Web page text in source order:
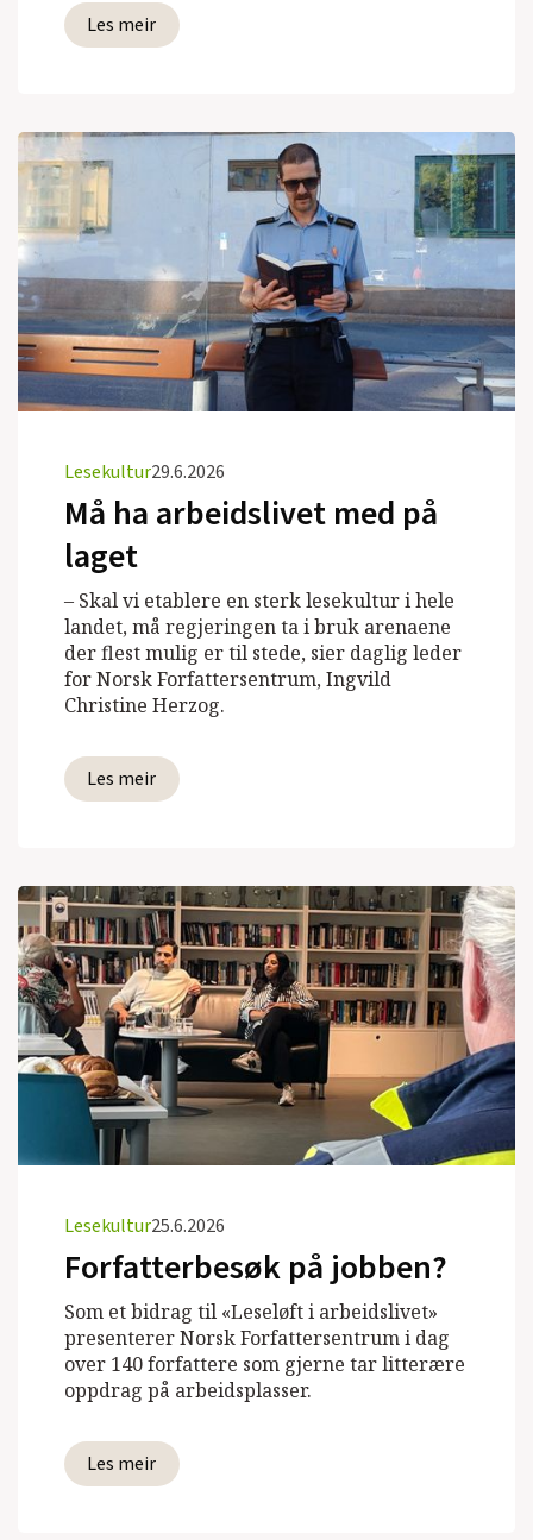
Les meir
Lesekultur29.6.2026
Må ha arbeidslivet med på
laget
– Skal vi etablere en sterk lesekultur i hele
landet, må regjeringen ta i bruk arenaene
der flest mulig er til stede, sier daglig leder
for Norsk Forfattersentrum, Ingvild
Christine Herzog.
Les meir
Lesekultur25.6.2026
Forfatterbesøk på jobben?
Som et bidrag til «Leseløft i arbeidslivet»
presenterer Norsk Forfattersentrum i dag
over 140 forfattere som gjerne tar litterære
oppdrag på arbeidsplasser.
Les meir